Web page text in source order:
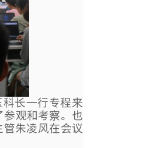
长一行专程来
参观和考察。也
朱凌风在会议